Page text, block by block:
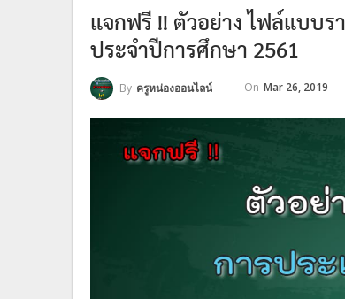
แจกฟรี !! ตัวอย่าง ไฟล์แบบร
ประจำปีการศึกษา 2561
By ครูหน่องออนไลน์ On Mar 26, 2019